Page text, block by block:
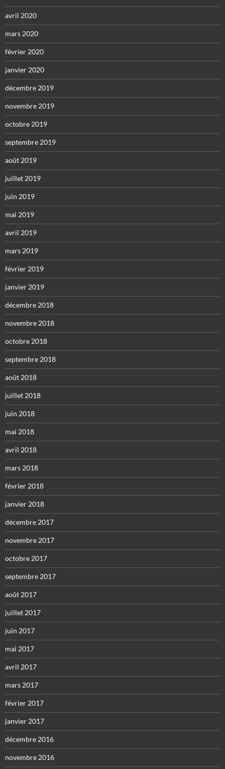
avril 2020
mars 2020
février 2020
janvier 2020
décembre 2019
novembre 2019
octobre 2019
septembre 2019
août 2019
juillet 2019
juin 2019
mai 2019
avril 2019
mars 2019
février 2019
janvier 2019
décembre 2018
novembre 2018
octobre 2018
septembre 2018
août 2018
juillet 2018
juin 2018
mai 2018
avril 2018
mars 2018
février 2018
janvier 2018
décembre 2017
novembre 2017
octobre 2017
septembre 2017
août 2017
juillet 2017
juin 2017
mai 2017
avril 2017
mars 2017
février 2017
janvier 2017
décembre 2016
novembre 2016